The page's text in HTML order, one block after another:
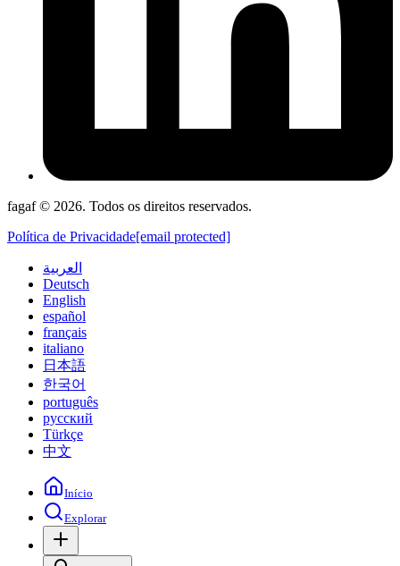
fagaf © 2026. Todos os direitos reservados.
Política de Privacidade[email protected]
العربية
Deutsch
English
español
français
italiano
日本語
한국어
português
русский
Türkçe
中文
Início
Explorar